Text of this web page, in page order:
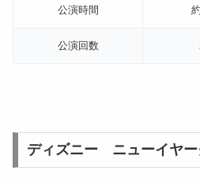
公演時間
公演回数
ディズニー ニューイヤー